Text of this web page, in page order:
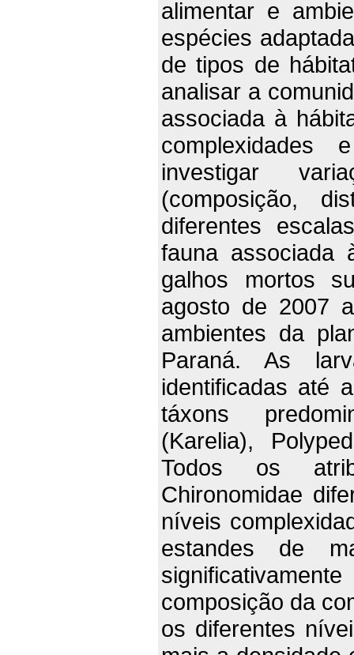
alimentar e
espécies
de tipos de
analisar a
associada à
complexidades
investigar
(composição,
diferentes
fauna associada
galhos mortos
agosto de 2007
ambientes da
Paraná. As
identificadas até
táxons
(Karelia),
Todos os
Chironomidae
níveis
estandes de
composição da
os diferentes